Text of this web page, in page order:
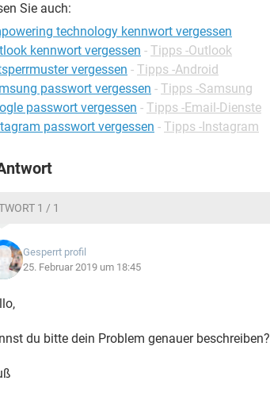
Sie auch:
technology kennwort vergessen
kennwort vergessen - Tipps -Outlook
vergessen - Tipps -Android
passwort vergessen - Tipps -Samsung
passwort vergessen - Tipps -Email-Dienste
passwort vergessen - Tipps -Instagram
1 / 1
Gesperrt profil
25. Februar 2019 um 18:45
du bitte dein Problem genauer beschreiben?